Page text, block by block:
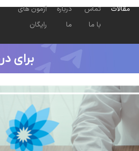
مقالات
تماس
با ما
درباره
ما
آزمون های
رایگان